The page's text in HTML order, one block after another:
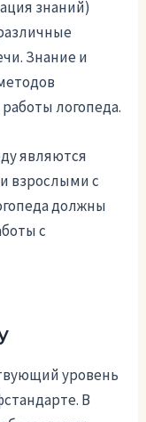
знаний)
Знание и
логопеда.
являются
взрослыми с
должны
с
уровень
В